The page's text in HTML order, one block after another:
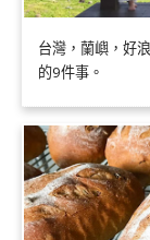
台灣，蘭嶼，好
的9件事。